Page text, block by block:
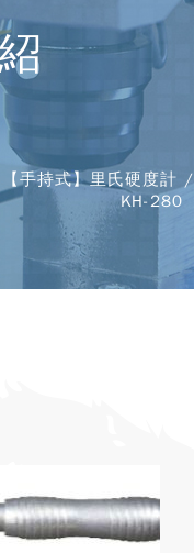
手持式】里氏硬度計 /
KH-280